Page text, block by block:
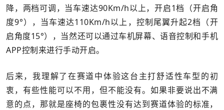
降，两档可调，当车速达90Km/h以上，开启1档（开启角
度9°），当车速达110Km/h以上，控制尾翼升起2档（开
启角度15°），当然还可以通过车机屏幕、语音控制和手机
APP控制来进行手动开启。
后来，我理解了在赛道中体验这台主打舒适性车型的初
衷，有些性能可以不用，但不能没有。如果非要说出不满
意的点，那就是座椅的包裹性没有达到赛道体验的标准，